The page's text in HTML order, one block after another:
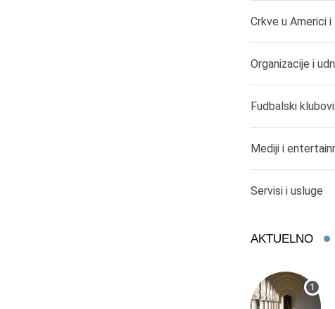
Crkve u Americi i
Organizacije i
Fudbalski klubovi
Mediji i
Servisi i usluge
AKTUELNO